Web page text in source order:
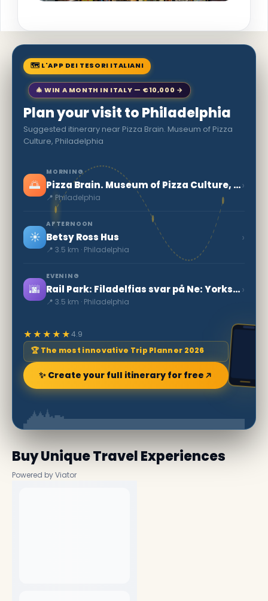
🗺 L'APP DEI TESORI ITALIANI
🎄 WIN A MONTH IN ITALY — €10,000 →
Plan your visit to Philadelphia
Suggested itinerary near Pizza Brain. Museum of Pizza
Culture, Philadelphia
🌅
MORNING
Pizza Brain. Museum of Pizza Culture, Philadelphia
📍 Philadelphia
›
☀️
AFTERNOON
Betsy Ross Hus
📍 3.5 km · Philadelphia
›
🌆
EVENING
Rail Park: Filadelfias svar på Ne: Yorks High Line
📍 3.5 km · Philadelphia
›
★★★★★4.9
🏆 The most innovative Trip Planner 2026
✨ Create your full itinerary for free
Buy Unique Travel Experiences
Powered by Viator